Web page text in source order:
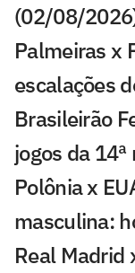
(02/08/
Palmeiras x
escalações
Brasileirão
jogos da 14ª
Polônia x
masculina:
Real Madrid